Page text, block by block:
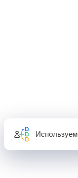
Используем